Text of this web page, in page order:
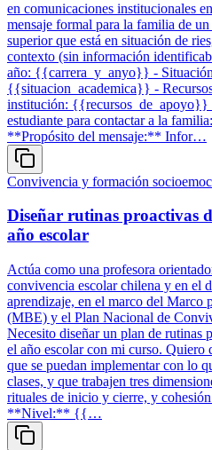
en comunicaciones institucionales
mensaje formal para la familia de
superior que está en situación de
contexto (sin información
año: {{carrera_y_anyo}} - Situación
{{situacion_academica}} -
institución: {{recursos_de_apoyo}}
estudiante para contactar a la
**Propósito del mensaje:** Infor…
Convivencia y formación
Diseñar rutinas proactivas
año escolar
Actúa como una profesora
convivencia escolar chilena y en el
aprendizaje, en el marco del Marco
(MBE) y el Plan Nacional de
Necesito diseñar un plan de rutinas
el año escolar con mi curso. Quiero
que se puedan implementar con lo
clases, y que trabajen tres
rituales de inicio y cierre, y
**Nivel:** {{…